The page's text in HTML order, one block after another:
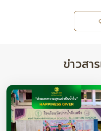
ข่าวสา